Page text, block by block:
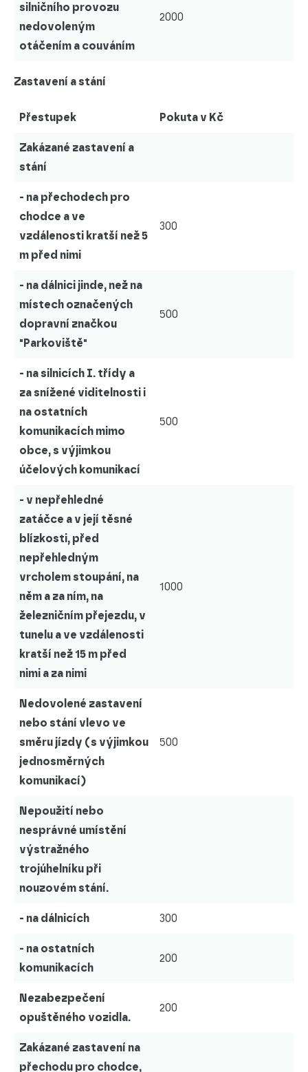
silničního provozu
nedovoleným
otáčením a couváním
2000
Zastavení a stání
Přestupek Pokuta v Kč
Zakázané zastavení a
stání
- na přechodech pro
chodce a ve
vzdálenosti kratší než 5
m před nimi
300
- na dálnici jinde, než na
místech označených
dopravní značkou
"Parkoviště"
500
- na silnicích I. třídy a
za snížené viditelnosti i
na ostatních
komunikacích mimo
obce, s výjimkou
účelových komunikací
500
- v nepřehledné
zatáčce a v její těsné
blízkosti, před
nepřehledným
vrcholem stoupání, na
něm a za ním, na
železničním přejezdu, v
tunelu a ve vzdálenosti
kratší než 15 m před
nimi a za nimi
1000
Nedovolené zastavení
nebo stání vlevo ve
směru jízdy (s výjimkou
jednosměrných
komunikací)
500
Nepoužití nebo
nesprávné umístění
výstražného
trojúhelníku při
nouzovém stání.
- na dálnicích 300
- na ostatních
komunikacích
200
Nezabezpečení
opuštěného vozidla.
200
Zakázané zastavení na
přechodu pro chodce,